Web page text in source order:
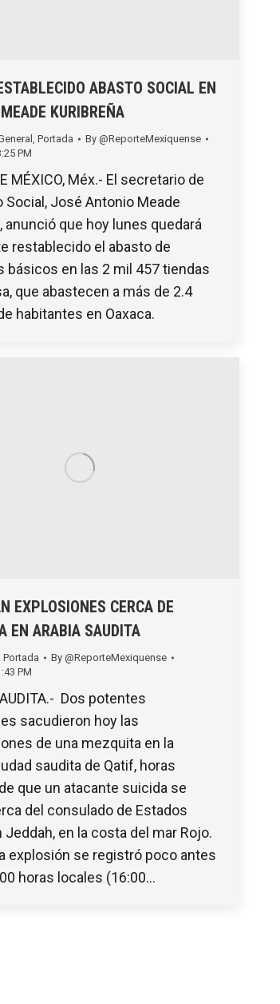
ABASTO SOCIAL EN
KURIBREÑA
Portada By @ReporteMexiquense
PM
MÉXICO, Méx.- El secretario de
Social, José Antonio Meade
anunció que hoy lunes quedará
restablecido el abasto de
básicos en las 2 mil 457 tiendas
que abastecen a más de 2.4
habitantes en Oaxaca.
EXPLOSIONES CERCA DE
EN ARABIA SAUDITA
Portada By @ReporteMexiquense
PM
Dos potentes
sacudieron hoy las
de una mezquita en la
saudita de Qatif, horas
que un atacante suicida se
del consulado de Estados
Jeddah, en la costa del mar Rojo.
explosión se registró poco antes
horas locales (16:00…